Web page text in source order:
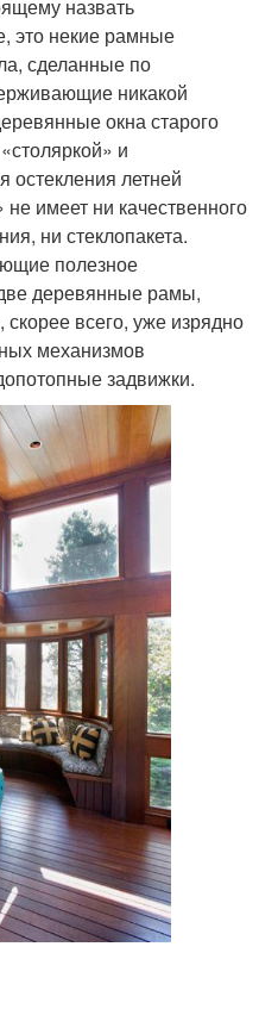
назвать
это некие рамные
сделанные по
никакой
окна старого
и
остекления летней
имеет ни качественного
ни стеклопакета.
полезное
деревянные рамы,
всего, уже изрядно
механизмов
задвижки.